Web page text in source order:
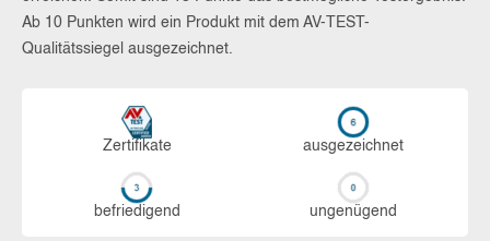
Ab 10 Punkten wird ein Produkt mit dem AV-TEST-
Qualitätssiegel ausgezeichnet.
Zerti­fikate aus­ge­zeich­net
be­frie­di­gend un­ge­nü­gend